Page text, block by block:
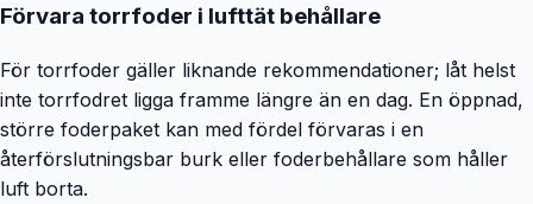
Förvara torrfoder i lufttät behållare
För torrfoder gäller liknande rekommendationer; låt helst
inte torrfodret ligga framme längre än en dag. En öppnad,
större foderpaket kan med fördel förvaras i en
återförslutningsbar burk eller foderbehållare som håller
luft borta.